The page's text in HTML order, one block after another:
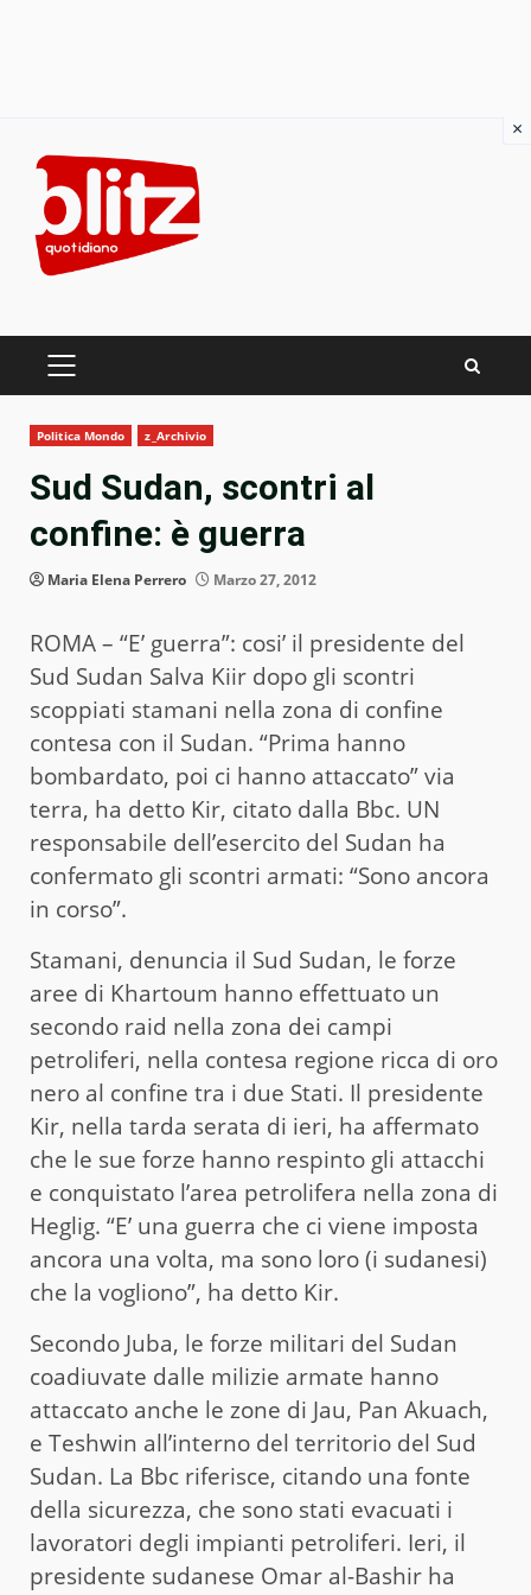
content
PRIMARY
Politica Mondo z_Archivio
Sud Sudan, scontri al
confine: è guerra
Maria Elena Perrero Marzo 27, 2012
ROMA – “E’ guerra”: cosi’ il presidente del
Sud Sudan Salva Kiir dopo gli scontri
scoppiati stamani nella zona di confine
contesa con il Sudan. “Prima hanno
bombardato, poi ci hanno attaccato” via
terra, ha detto Kir, citato dalla Bbc. UN
responsabile dell’esercito del Sudan ha
confermato gli scontri armati: “Sono ancora
in corso”.
Stamani, denuncia il Sud Sudan, le forze
aree di Khartoum hanno effettuato un
secondo raid nella zona dei campi
petroliferi, nella contesa regione ricca di oro
nero al confine tra i due Stati. Il presidente
Kir, nella tarda serata di ieri, ha affermato
che le sue forze hanno respinto gli attacchi
e conquistato l’area petrolifera nella zona di
Heglig. “E’ una guerra che ci viene imposta
ancora una volta, ma sono loro (i sudanesi)
che la vogliono”, ha detto Kir.
Secondo Juba, le forze militari del Sudan
coadiuvate dalle milizie armate hanno
attaccato anche le zone di Jau, Pan Akuach,
e Teshwin all’interno del territorio del Sud
Sudan. La Bbc riferisce, citando una fonte
della sicurezza, che sono stati evacuati i
lavoratori degli impianti petroliferi. Ieri, il
presidente sudanese Omar al-Bashir ha
×